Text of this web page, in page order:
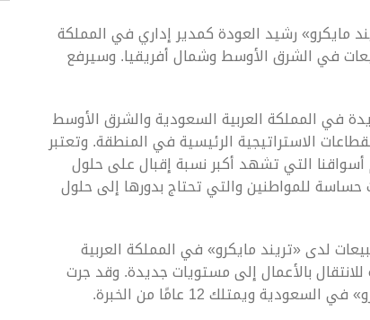
مايكرو» رشيد العودة كمدير إداري في المملكة
في الشرق الأوسط وشمال أفريقيا. وسيرفع
في المملكة العربية السعودية والشرق الأوسط
الاستراتيجية الرئيسية في المنطقة. وتعتبر
أسواقنا التي تشهد أكبر نسبة إقبال على حلول
حساسة للمواطنين والتي تحتاج بدورها إلى حلول
لدى «تريند مايكرو» في المملكة العربية
بالأعمال إلى مستويات جديدة. وقد جرت
ويمتلك 12 عامًا من الخبرة.